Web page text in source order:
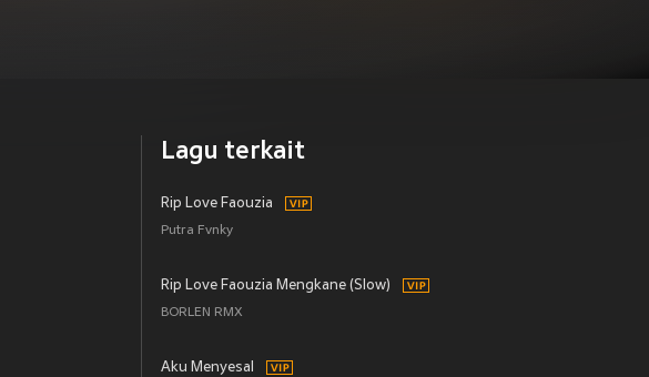
Lagu terkait
Rip Love Faouzia
Putra Fvnky
Rip Love Faouzia Mengkane (Slow)
BORLEN RMX
Aku Menyesal